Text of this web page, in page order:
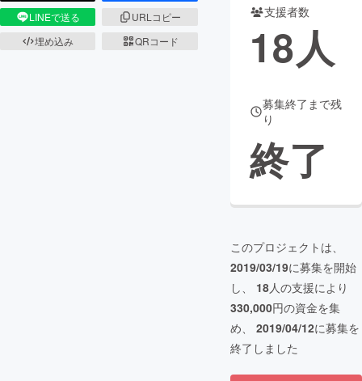
LINEで送る
URLコピー
埋め込み
QRコード
支援者数
18人
募集終了まで残
り
終了
このプロジェクトは、
2019/03/19に募集を開始
し、 18人の支援により
330,000円の資金を集
め、 2019/04/12に募集を
終了しました